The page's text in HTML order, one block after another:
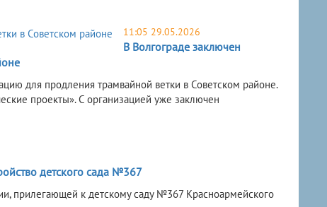
11:05 29.05.2026
В Волгограде заключен
для продления трамвайной ветки в Советском районе.
проекты». С организацией уже заключен
детского сада №367
прилегающей к детскому саду №367 Красноармейского